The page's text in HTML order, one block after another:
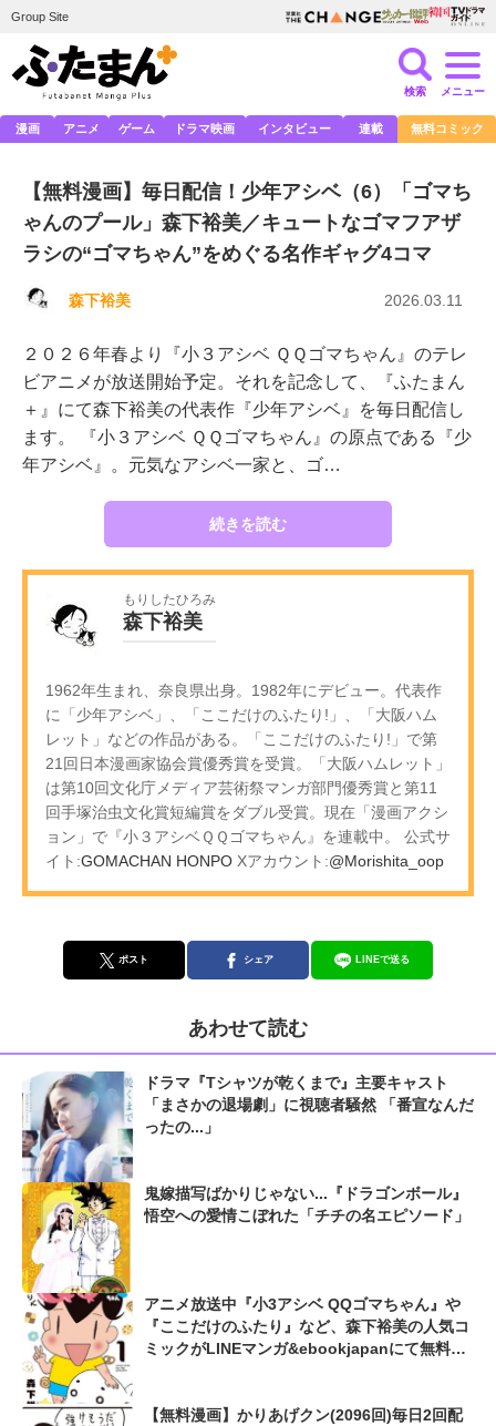
Group Site
検索 メニュー
漫画 アニメ ゲーム ドラマ映画 インタビュー 連載 無料コミック
【無料漫画】毎日配信！少年アシベ（6）「ゴマち
ゃんのプール」森下裕美／キュートなゴマフアザ
ラシの“ゴマちゃん”をめぐる名作ギャグ4コマ
森下裕美 2026.03.11
２０２６年春より『小３アシベ ＱＱゴマちゃん』のテレ
ビアニメが放送開始予定。それを記念して、『ふたまん
＋』にて森下裕美の代表作『少年アシベ』を毎日配信し
ます。 『小３アシベ ＱＱゴマちゃん』の原点である『少
年アシベ』。元気なアシベ一家と、ゴ…
続きを読む
もりしたひろみ
森下裕美
1962年生まれ、奈良県出身。1982年にデビュー。代表作
に「少年アシベ」、「ここだけのふたり!」、「大阪ハム
レット」などの作品がある。「ここだけのふたり!」で第
21回日本漫画家協会賞優秀賞を受賞。「大阪ハムレット」
は第10回文化庁メディア芸術祭マンガ部門優秀賞と第11
回手塚治虫文化賞短編賞をダブル受賞。現在「漫画アクシ
ョン」で『小３アシベＱＱゴマちゃん』を連載中。 公式サ
イト:GOMACHAN HONPO Xアカウント:@Morishita_oop
ポスト シェア LINEで送る
あわせて読む
ドラマ『Tシャツが乾くまで』主要キャスト
「まさかの退場劇」に視聴者騒然 「番宣なんだ
ったの...」
鬼嫁描写ばかりじゃない...『ドラゴンボール』
悟空への愛情こぼれた「チチの名エピソード」
アニメ放送中『小3アシベ QQゴマちゃん』や
『ここだけのふたり』など、森下裕美の人気コ
ミックがLINEマンガ&ebookjapanにて無料公
【無料漫画】かりあげクン(2096回)毎日2回配